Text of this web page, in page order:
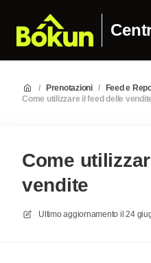
/ Prenotazioni / Feed e
Come utilizzare il feed delle
Come
vendite
Ultimo aggiornamento il 24